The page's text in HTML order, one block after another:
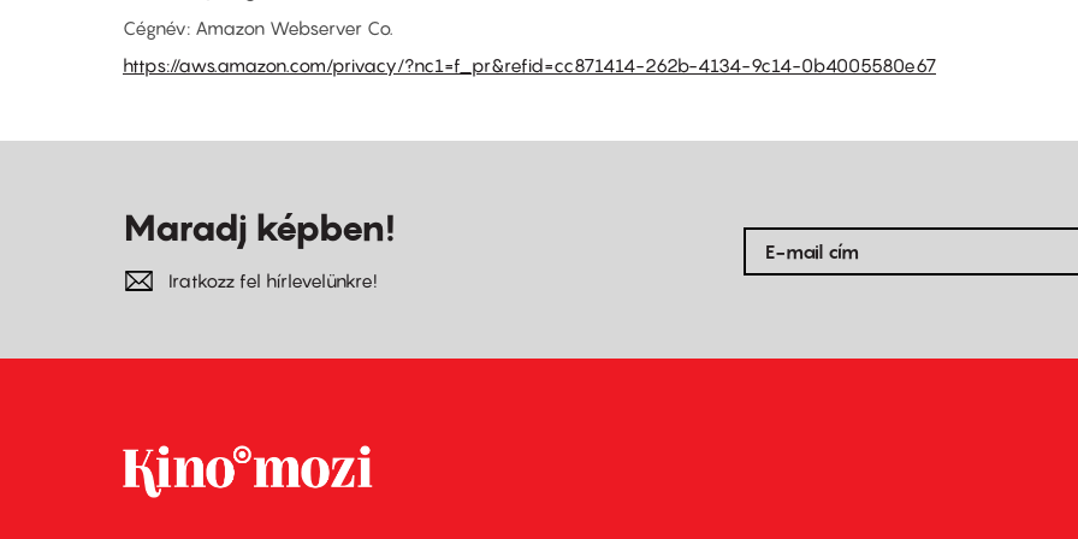
Cégnév: Amazon Webserver Co.
https://aws.amazon.com/privacy/?nc1=f_pr&refid=cc871414-262b-4134-9c14-0b4005580e67
Maradj képben!
Iratkozz fel hírlevelünkre!